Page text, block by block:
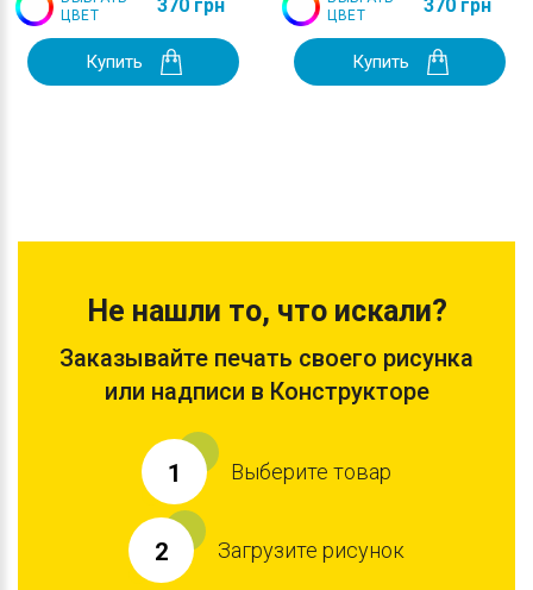
ЦВЕТ
370 грн
Купить
ЦВЕТ
370 грн
Купить
Не нашли то, что искали?
Заказывайте печать своего рисунка
или надписи в Конструкторе
1 Выберите товар
2 Загрузите рисунок